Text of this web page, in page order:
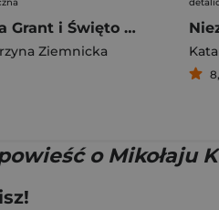
Zuza Grant i Święto Gorzkich Cukierków
Ziemnicka
o Mikołaju